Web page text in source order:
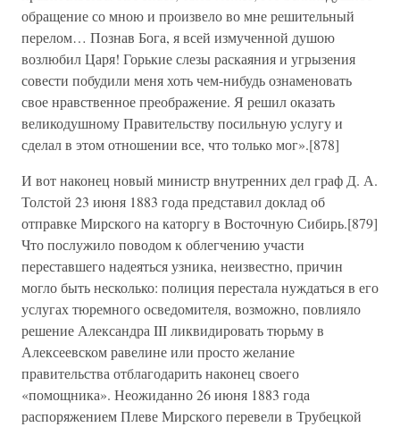
обращение со мною и произвело во мне решительный
перелом… Познав Бога, я всей измученной душою
возлюбил Царя! Горькие слезы раскаяния и угрызения
совести побудили меня хоть чем-нибудь ознаменовать
свое нравственное преображение. Я решил оказать
великодушному Правительству посильную услугу и
сделал в этом отношении все, что только мог».[878]
И вот наконец новый министр внутренних дел граф Д. А.
Толстой 23 июня 1883 года представил доклад об
отправке Мирского на каторгу в Восточную Сибирь.[879]
Что послужило поводом к облегчению участи
переставшего надеяться узника, неизвестно, причин
могло быть несколько: полиция перестала нуждаться в его
услугах тюремного осведомителя, возможно, повлияло
решение Александра III ликвидировать тюрьму в
Алексеевском равелине или просто желание
правительства отблагодарить наконец своего
«помощника». Неожиданно 26 июня 1883 года
распоряжением Плеве Мирского перевели в Трубецкой